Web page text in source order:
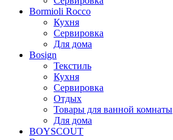
Bormioli Rocco
Кухня
Сервировка
Для дома
Bosign
Текстиль
Кухня
Сервировка
Отдых
Товары для ванной комнаты
Для дома
BOYSCOUT